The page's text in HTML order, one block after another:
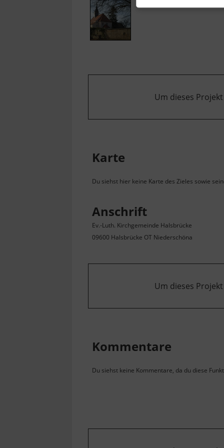
Um dieses
Karte
Du siehst hier keine Karte des Zieles sowie
Anschrift
Ev.-Luth. Kirchgemeinde Halsbrücke
09600 Halsbrücke OT Niederschöna
Um dieses
Kommentare
Du siehst keine Kommentare, da du diese